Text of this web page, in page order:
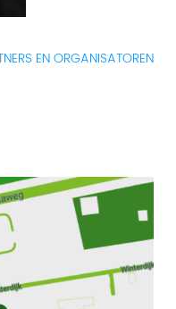
EN ORGANISATOREN